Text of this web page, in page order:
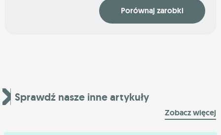
Porównaj zarobki
Sprawdź nasze inne artykuły
Zobacz więcej